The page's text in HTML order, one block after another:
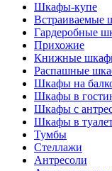
Шкафы-купе
Встраиваемые
Гардеробные
Прихожие
Книжные
Распашные
Шкафы на
Шкафы в
Шкафы с
Шкафы в
Тумбы
Стеллажи
Антресоли